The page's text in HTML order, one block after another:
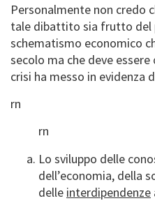
Personalmente non credo
tale dibattito sia frutto del
schematismo economico
secolo ma che deve
crisi ha messo in evidenza
rn
rn
Lo sviluppo delle
dell’economia, della
delle interdipendenze